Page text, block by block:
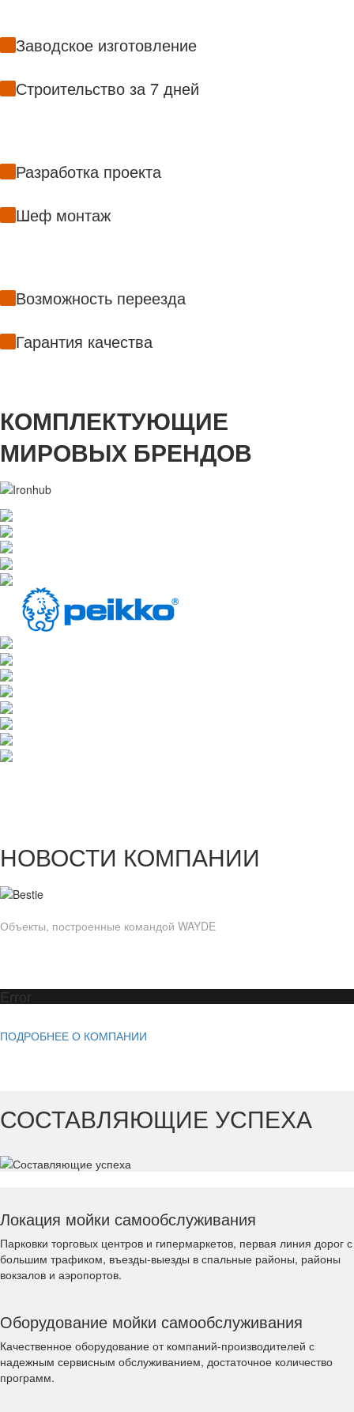
Заводское изготовление
Строительство за 7 дней
Разработка проекта
Шеф монтаж
Возможность переезда
Гарантия качества
КОМПЛЕКТУЮЩИЕ
МИРОВЫХ БРЕНДОВ
НОВОСТИ КОМПАНИИ
Объекты, построенные командой WAYDE
Error
ПОДРОБНЕЕ О КОМПАНИИ
СОСТАВЛЯЮЩИЕ УСПЕХА
Локация мойки самообслуживания
Парковки торговых центров и гипермаркетов, первая линия дорог с
большим трафиком, въезды-выезды в спальные районы, районы
вокзалов и аэропортов.
Оборудование мойки самообслуживания
Качественное оборудование от компаний-производителей с
надежным сервисным обслуживанием, достаточное количество
программ.